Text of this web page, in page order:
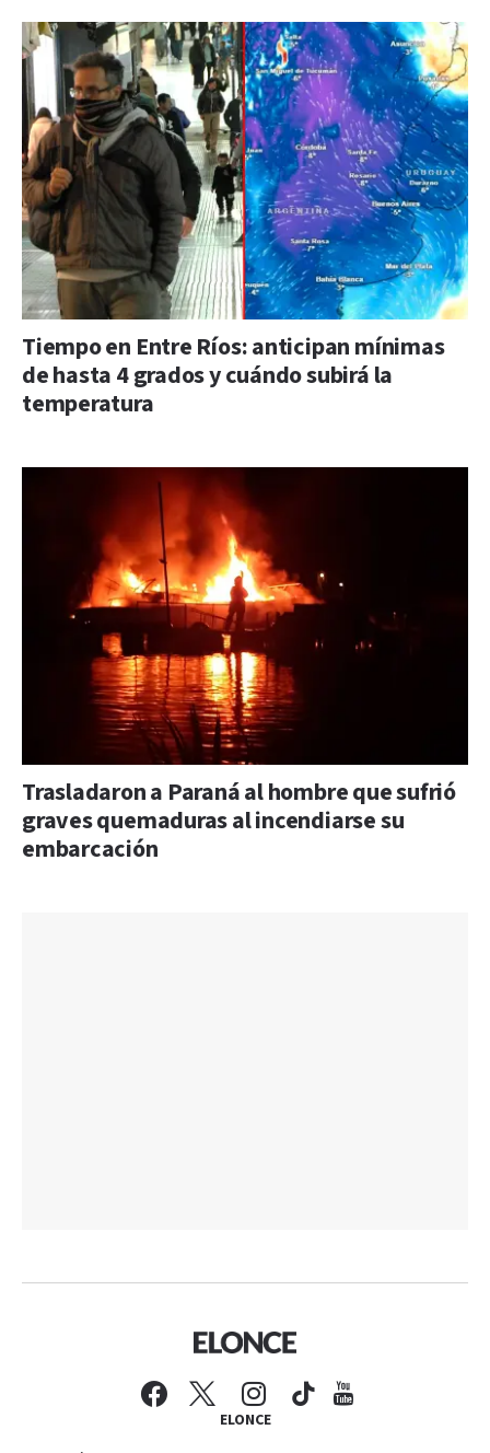
Tiempo en Entre Ríos: anticipan mínimas
de hasta 4 grados y cuándo subirá la
temperatura
Trasladaron a Paraná al hombre que sufrió
graves quemaduras al incendiarse su
embarcación
ELONCE